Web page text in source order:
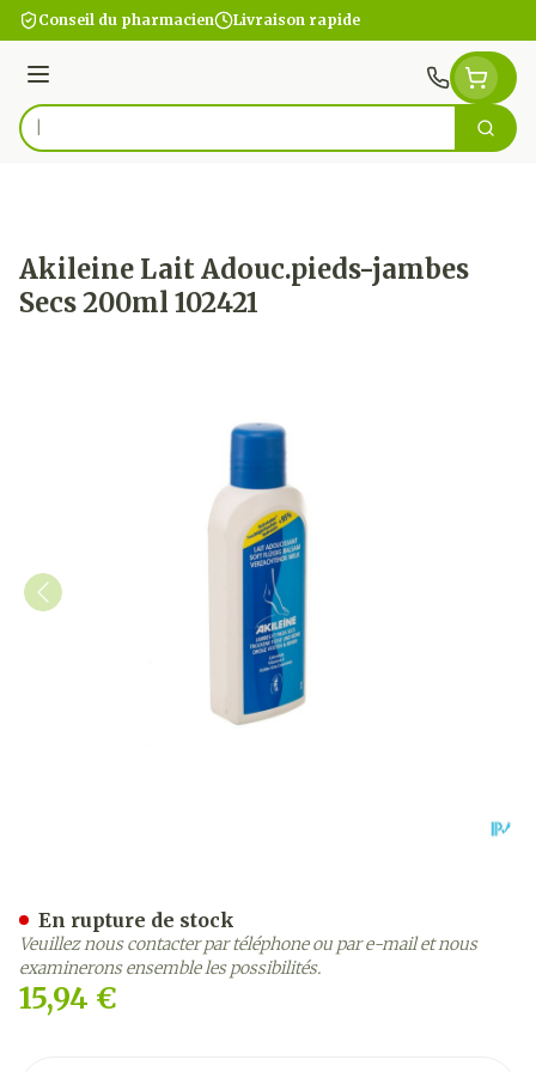
Aller au contenu
Conseil du pharmacien Livraison rapide
Menu
Rechercher
Akileine Lait Adouc.pieds-jambes
Secs 200ml 102421
15,94 €
En rupture de stock
Veuillez nous contacter par téléphone ou par e-mail et nous
examinerons ensemble les possibilités.